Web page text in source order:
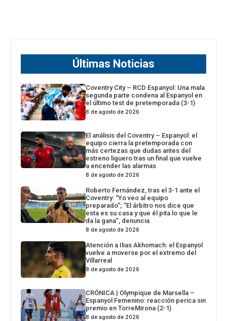
Últimas Noticias
Coventry City – RCD Espanyol: Una mala
segunda parte condena al Espanyol en
el último test de pretemporada (3-1)
8 de agosto de 2026
El análisis del Coventry – Espanyol: el
equipo cierra la pretemporada con
más certezas que dudas antes del
estreno liguero tras un final que vuelve
a encender las alarmas
8 de agosto de 2026
Roberto Fernández, tras el 3-1 ante el
Coventry: “Yo veo al equipo
preparado”; “El árbitro nos dice que
esta es su casa y que él pita lo que le
da la gana”, denuncia
8 de agosto de 2026
Atención a Ilias Akhomach: el Espanyol
vuelve a moverse por el extremo del
Villarreal
8 de agosto de 2026
CRÓNICA | Olympique de Marsella –
Espanyol Femenino: reacción perica sin
premio en TorreMirona (2-1)
8 de agosto de 2026